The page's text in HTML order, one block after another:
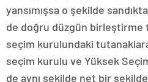
yansımışsa o şekilde
de doğru düzgün birleştirme
seçim kurulundaki tutanaklara
seçim kurulu ve Yüksek
de aynı şekilde net bir şekilde